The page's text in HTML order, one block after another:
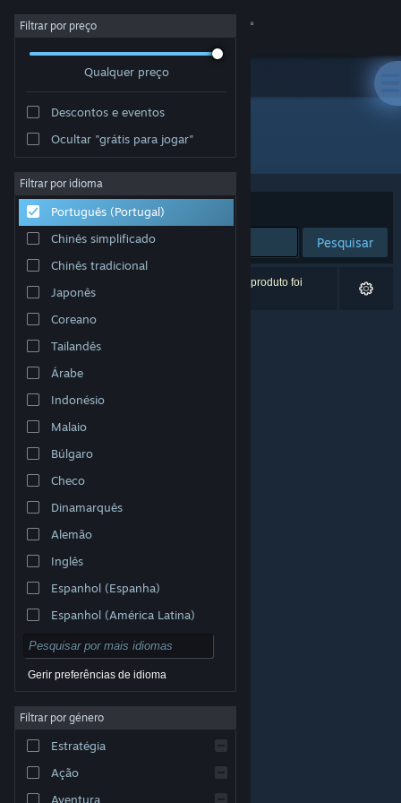
Iniciar sessão
Sobre
Apoio
Alterar idioma
Instala a app móvel do Steam
Ver versão para computadores
© Valve Corporation. Todos os direitos reservados.
respetivos proprietários nos E.U.A. e outros países.
Acessibilidade
Reembolsos|Cookies
Filtrar por preço
Qualquer preço
Descontos e eventos
Ocultar "grátis para jogar"
Filtrar por idioma
Português (Portugal)
Chinês simplificado
Chinês tradicional
Japonês
Coreano
Tailandês
Árabe
Indonésio
Malaio
Búlgaro
Checo
Dinamarquês
Alemão
Inglês
Espanhol (Espanha)
Espanhol (América Latina)
Gerir preferências de idioma
Filtrar por género
Estratégia
Ação
Aventura
Developer: Astrid Schwarz
Ordenar por Relevância
Pesquisar
0 resultados correspondentes à tua pesquisa. 1 produto foi
excluído com base nas tuas preferências.